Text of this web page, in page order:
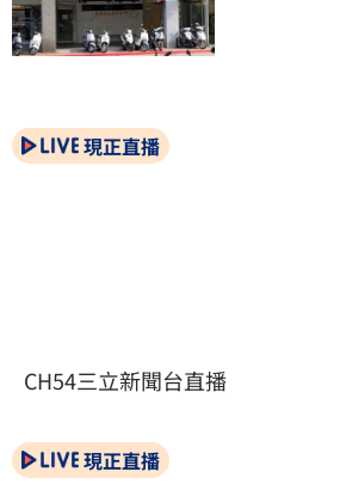
現正直播
CH54三立新聞台直播
現正直播